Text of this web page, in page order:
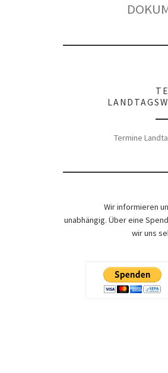
Termine
Wir informieren
unabhängig. Über eine
wir uns